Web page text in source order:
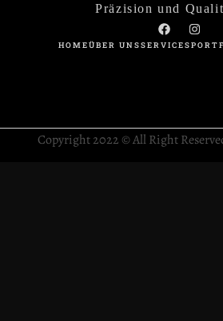
Präzision und
HOMEÜBER UNSSERVICES
Copyright 2022 © All Right